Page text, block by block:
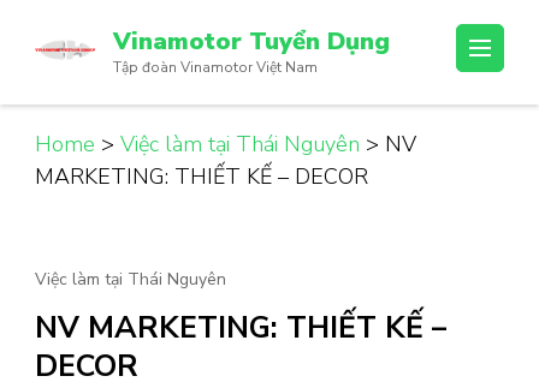
Vinamotor Tuyển Dụng
Tập đoàn Vinamotor Việt Nam
Home > Việc làm tại Thái Nguyên > NV
MARKETING: THIẾT KẾ – DECOR
Việc làm tại Thái Nguyên
NV MARKETING: THIẾT KẾ –
DECOR